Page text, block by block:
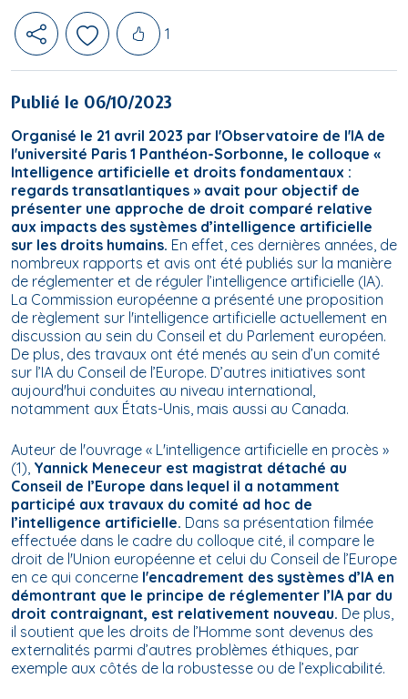
Likes
1
Publié le 06/10/2023
Organisé le 21 avril 2023 par l'Observatoire de l'IA de
l'université Paris 1 Panthéon-Sorbonne, le colloque «
Intelligence artificielle et droits fondamentaux :
regards transatlantiques » avait pour objectif de
présenter une approche de droit comparé relative
aux impacts des systèmes d’intelligence artificielle
sur les droits humains. En effet, ces dernières années, de
nombreux rapports et avis ont été publiés sur la manière
de réglementer et de réguler l’intelligence artificielle (IA).
La Commission européenne a présenté une proposition
de règlement sur l'intelligence artificielle actuellement en
discussion au sein du Conseil et du Parlement européen.
De plus, des travaux ont été menés au sein d’un comité
sur l’IA du Conseil de l’Europe. D’autres initiatives sont
aujourd'hui conduites au niveau international,
notamment aux États-Unis, mais aussi au Canada.
Auteur de l'ouvrage « L'intelligence artificielle en procès »
(1), Yannick Meneceur est magistrat détaché au
Conseil de l’Europe dans lequel il a notamment
participé aux travaux du comité ad hoc de
l’intelligence artificielle. Dans sa présentation filmée
effectuée dans le cadre du colloque cité, il compare le
droit de l'Union européenne et celui du Conseil de l’Europe
en ce qui concerne l'encadrement des systèmes d’IA en
démontrant que le principe de réglementer l’IA par du
droit contraignant, est relativement nouveau. De plus,
il soutient que les droits de l’Homme sont devenus des
externalités parmi d’autres problèmes éthiques, par
exemple aux côtés de la robustesse ou de l’explicabilité.